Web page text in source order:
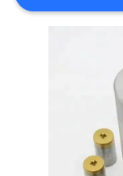
UNA